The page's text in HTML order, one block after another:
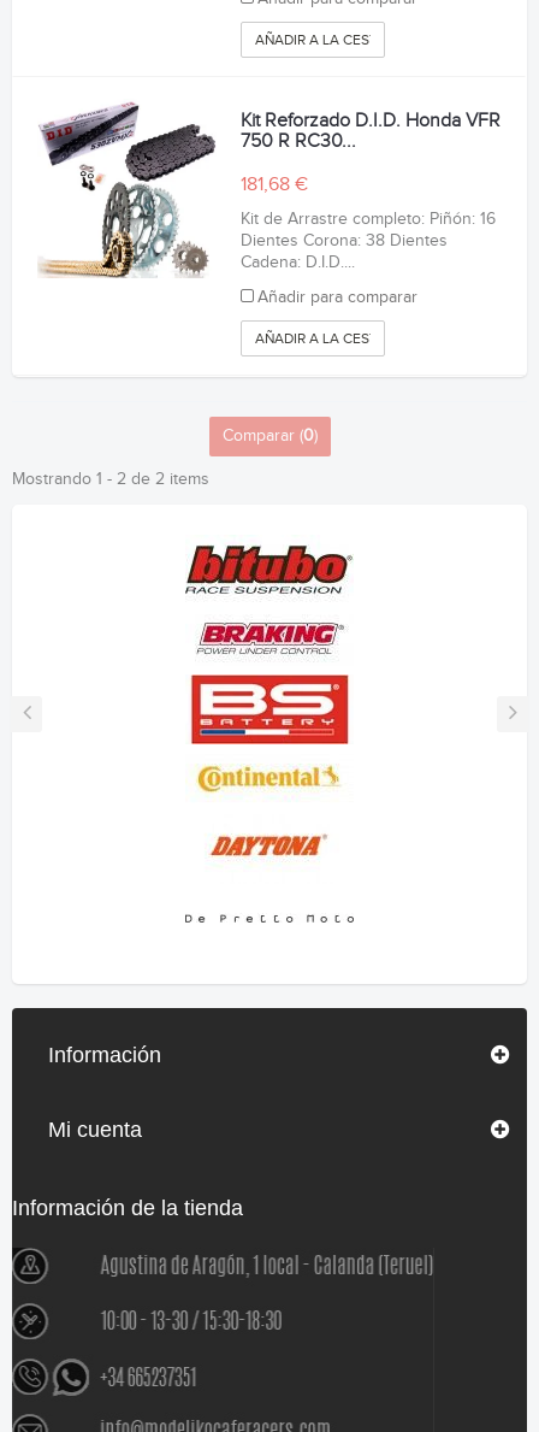
AÑADIR A LA CESTA
Kit Reforzado D.I.D. Honda VFR
750 R RC30...
181,68 €
Kit de Arrastre completo: Piñón: 16
Dientes Corona: 38 Dientes
Cadena: D.I.D....
Añadir para comparar
AÑADIR A LA CESTA
Comparar (0)
Mostrando 1 - 2 de 2 items
Información
Mi cuenta
Información de la tienda